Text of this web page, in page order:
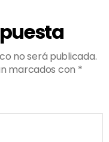
no será publicada.
marcados con *